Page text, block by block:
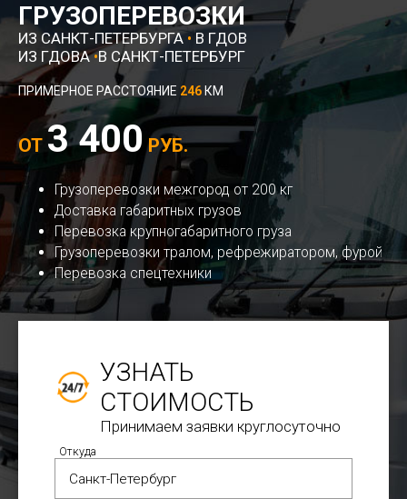
ГРУЗОПЕРЕВОЗКИ
ИЗ САНКТ-ПЕТЕРБУРГА • В ГДОВ
ИЗ ГДОВА•В САНКТ-ПЕТЕРБУРГ
ПРИМЕРНОЕ РАССТОЯНИЕ 246 КМ
ОТ 3 400 РУБ.
Грузоперевозки межгород от 200 кг
Доставка габаритных грузов
Перевозка крупногабаритного груза
Грузоперевозки тралом, рефрежиратором, фурой
Перевозка спецтехники
УЗНАТЬ
СТОИМОСТЬ
Принимаем заявки круглосуточно
Откуда